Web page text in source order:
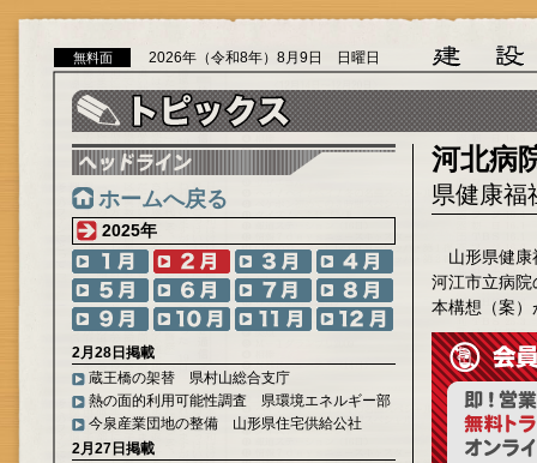
無料面 2026年（令和8年）8月9日 日曜日
ホームへ戻る
2025年
2月28日掲載
蔵王橋の架替 県村山総合支庁
熱の面的利用可能性調査 県環境エネルギー部
今泉産業団地の整備 山形県住宅供給公社
2月27日掲載
河北病
県健康福
山形県健康
河江市立病
本構想（案